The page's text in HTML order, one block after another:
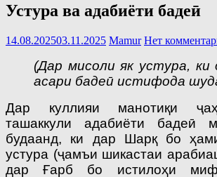
Устура ва адабиёти бадеӣ
14.08.202503.11.2025 Mamur Нет
(Дар мисоли як устура, ки
асари бадеӣ истифода
Дар куллияи манотиқи
ташаккули адабиёти бадеӣ
будаанд, ки дар Шарқ бо
устура (ҷамъи шикастаи
дар Ғарб бо истилоҳи